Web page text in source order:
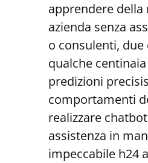
apprendere della
azienda senza
o consulenti, due
qualche
predizioni
comportamenti
realizzare
assistenza in
impeccabile h24